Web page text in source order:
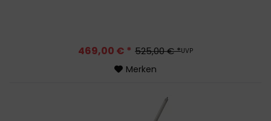
525,00 € *UVP
469,00 € *
Merken